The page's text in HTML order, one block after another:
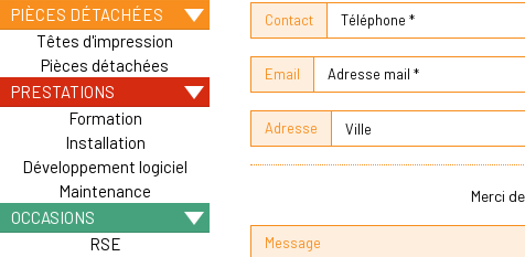
PIÈCES DÉTACHÉES
Têtes d'impression
Pièces détachées
PRESTATIONS
Formation
Installation
Développement logiciel
Maintenance
OCCASIONS
RSE
Contact
Email
Adresse
Merci
Message